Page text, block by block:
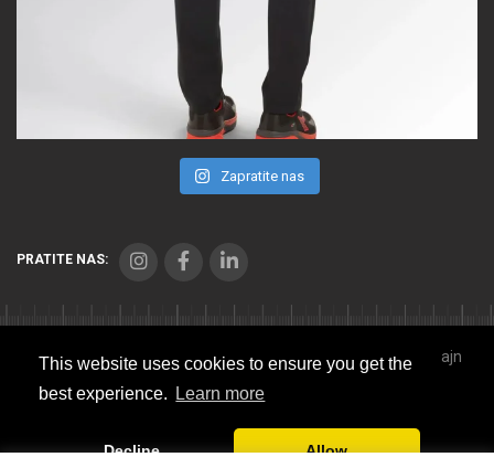
This website uses cookies to ensure you get the
best experience.
Learn more
Decline Allow
Zapratite nas
PRATITE NAS:
Copyright © 2021 Seibl Trade. Sva prava zadržana. Veb dizajn
Sitemap